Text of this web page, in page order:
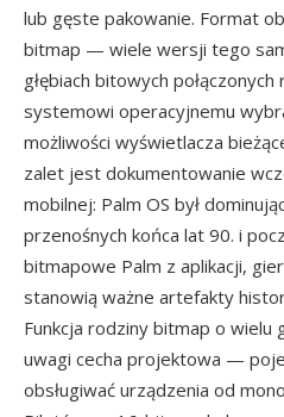
lub gęste pakowanie. Format
bitmap — wiele wersji tego
głębiach bitowych
systemowi operacyjnemu
możliwości wyświetlacza
zalet jest dokumentowanie
mobilnej: Palm OS był
przenośnych końca lat 90. i
bitmapowe Palm z aplikacji,
stanowią ważne artefakty
Funkcja rodziny bitmap o wielu
uwagi cecha projektowa —
obsługiwać urządzenia od